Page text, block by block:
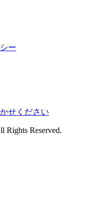
ー
せください
Rights Reserved.